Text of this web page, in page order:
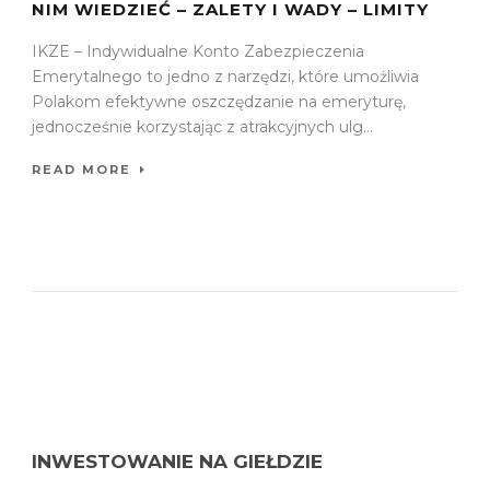
NIM WIEDZIEĆ – ZALETY I WADY – LIMITY
IKZE – Indywidualne Konto Zabezpieczenia
Emerytalnego to jedno z narzędzi, które umożliwia
Polakom efektywne oszczędzanie na emeryturę,
jednocześnie korzystając z atrakcyjnych ulg...
READ MORE
INWESTOWANIE NA GIEŁDZIE